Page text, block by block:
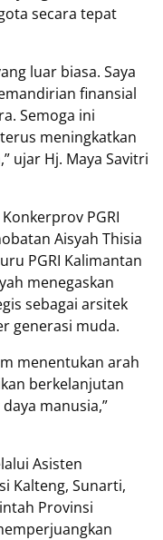
secara tepat
luar biasa. Saya
finansial
Semoga ini
meningkatkan
ujar Hj. Maya Savitri
PGRI
Aisyah Thisia
PGRI Kalimantan
menegaskan
sebagai arsitek
generasi muda.
menentukan arah
berkelanjutan
manusia,”
Asisten
Kalteng, Sunarti,
Provinsi